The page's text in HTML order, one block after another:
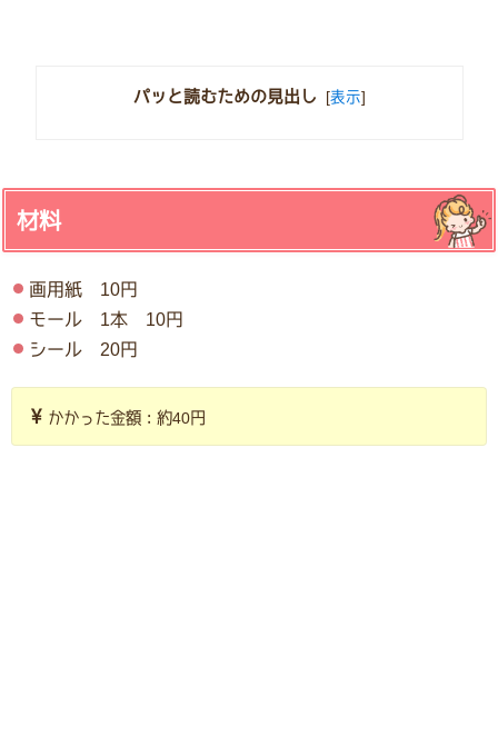
パッと読むための見出し [表示]
材料
画用紙 10円
モール 1本 10円
シール 20円
かかった金額：約40円